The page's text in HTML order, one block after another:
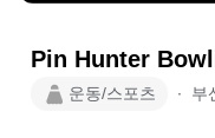
Pin Hunter
운동/스포츠 ∙ 부